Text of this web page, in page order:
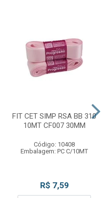
FIT CET SIMP RSA BB 310
10MT CF007 30MM
Código: 10408
Embalagem: PC C/10MT
R$ 7,59